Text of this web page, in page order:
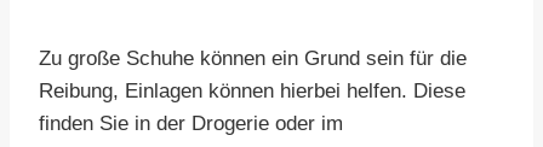
Zu große Schuhe können ein Grund sein für die
Reibung, Einlagen können hierbei helfen. Diese
finden Sie in der Drogerie oder im